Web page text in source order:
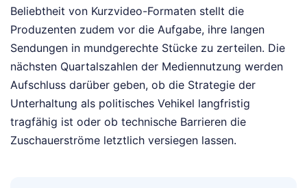
Beliebtheit von Kurzvideo-Formaten stellt die
Produzenten zudem vor die Aufgabe, ihre langen
Sendungen in mundgerechte Stücke zu zerteilen. Die
nächsten Quartalszahlen der Mediennutzung werden
Aufschluss darüber geben, ob die Strategie der
Unterhaltung als politisches Vehikel langfristig
tragfähig ist oder ob technische Barrieren die
Zuschauerströme letztlich versiegen lassen.